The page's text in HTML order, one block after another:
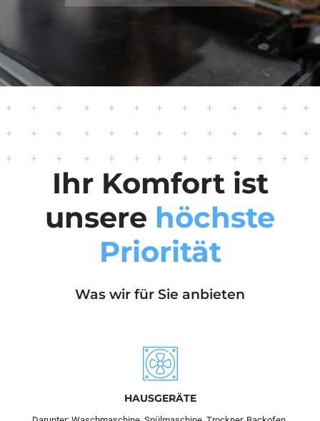
Ihr Komfort ist
unsere höchste
Priorität
Was wir für Sie anbieten
HAUSGERÄTE